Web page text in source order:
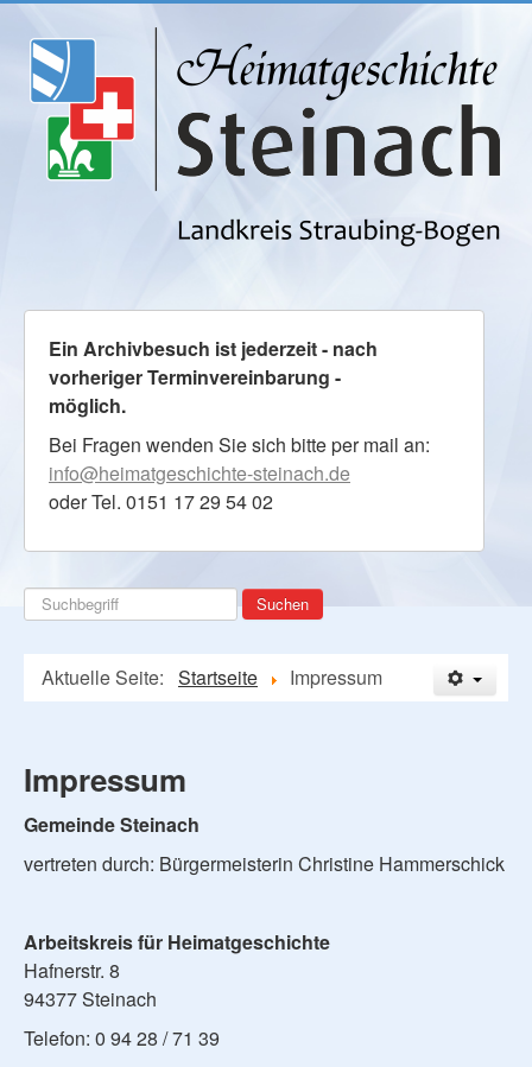
Ein Archivbesuch ist jederzeit - nach
vorheriger Terminvereinbarung -
möglich.
Bei Fragen wenden Sie sich bitte per mail an:
info@heimatgeschichte-steinach.de
oder Tel. 0151 17 29 54 02
Suchen
...
Suchen
Aktuelle Seite: Startseite Impressum
Impressum
Gemeinde Steinach
vertreten durch: Bürgermeisterin Christine Hammerschick
Arbeitskreis für Heimatgeschichte
Hafnerstr. 8
94377 Steinach
Telefon: 0 94 28 / 71 39